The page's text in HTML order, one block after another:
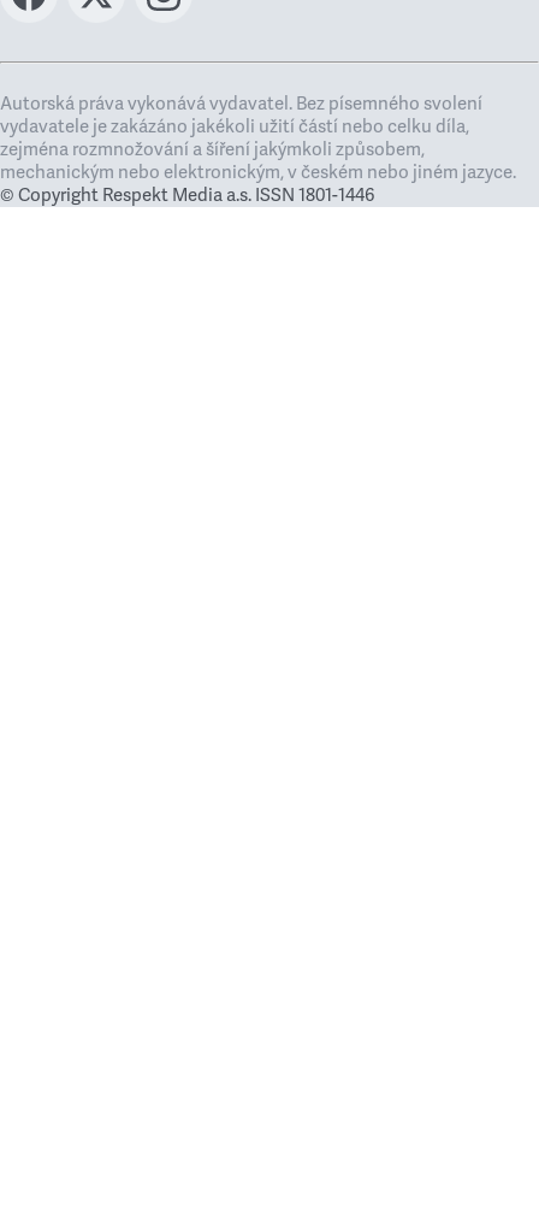
Autorská práva vykonává vydavatel. Bez písemného svolení
vydavatele je zakázáno jakékoli užití částí nebo celku díla,
zejména rozmnožování a šíření jakýmkoli způsobem,
mechanickým nebo elektronickým, v českém nebo jiném jazyce.
© Copyright Respekt Media a.s. ISSN 1801-1446